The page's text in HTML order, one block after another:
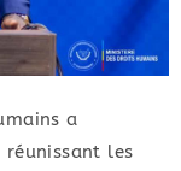
a
réunissant les